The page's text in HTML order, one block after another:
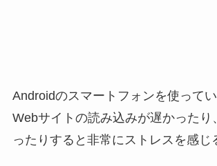
Androidのスマートフォンを使って
Webサイトの読み込みが遅かったり
ったりすると非常にストレスを感じ